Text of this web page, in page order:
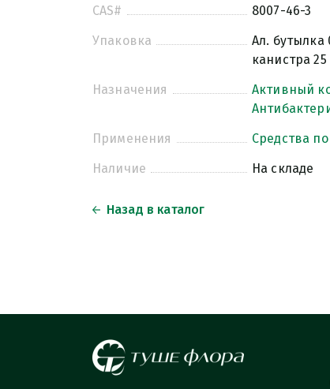
CAS#
8007-46-3
Упаковка
Ал. бутылка
канистра 25
Назначения
Активный
Применения
Средства
Наличие
На складе
Назад в каталог